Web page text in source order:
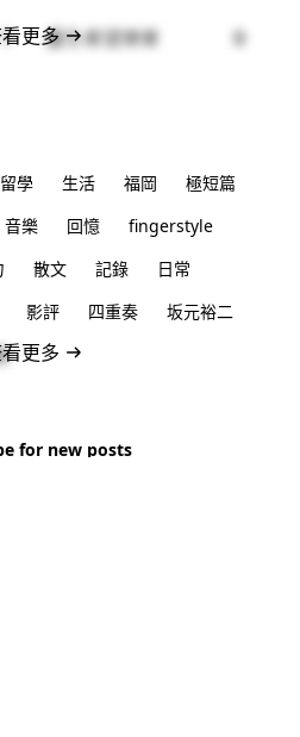
1 重生希望使者 9
更多
留學 生活 福岡
極短篇
音樂 回憶
fingerstyle
散文 記錄
日常
影評 四重奏
坂元裕二
更多
for new posts